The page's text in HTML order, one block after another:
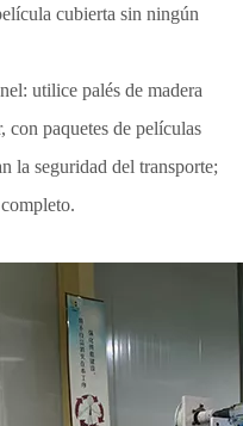
cubierta sin ningún
utilice palés de madera
con paquetes de películas
la seguridad del transporte;